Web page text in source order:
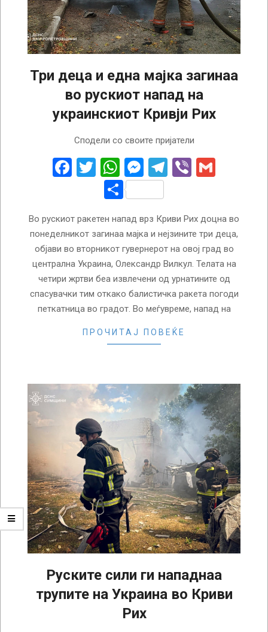
Три деца и една мајка загинаа
во рускиот напад на
украинскиот Кривји Рих
Сподели со своите пријатели
Facebook
Twitter
WhatsApp
Messenger
Telegram
Viber
Share
Во рускиот ракетен напад врз Криви Рих доцна во
понеделникот загинаа мајка и нејзините три деца,
објави во вторникот гувернерот на овој град во
централна Украина, Олександр Вилкул. Телата на
четири жртви беа извлечени од урнатините од
спасувачки тим откако балистичка ракета погоди
петкатница во градот. Во меѓувреме, напад на
ПРОЧИТАЈ ПОВЕЌЕ
Руските сили ги нападнаа
трупите на Украина во Криви
Рих